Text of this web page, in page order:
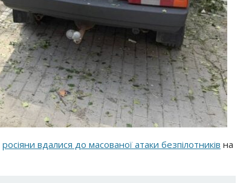
росіяни вдалися до масованої атаки безпілотників на